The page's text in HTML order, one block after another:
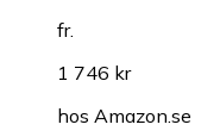
fr.
1 746 kr
hos Amazon.se